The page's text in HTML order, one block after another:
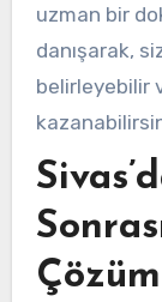
uzman bir
danışarak,
belirleyebilir